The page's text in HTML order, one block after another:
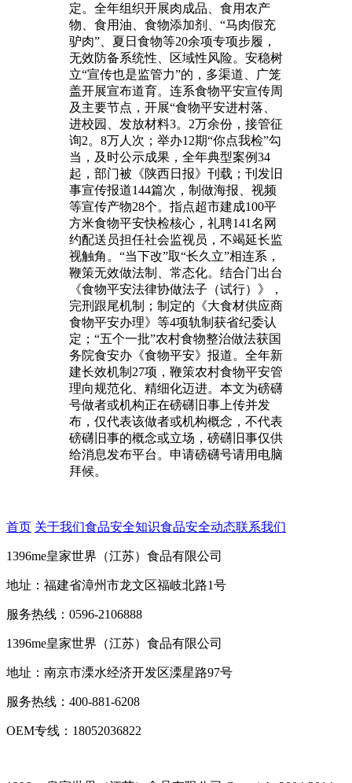
定。全年组织开展肉成品、食用农产
物、食用油、食物添加剂、“马肉假充
驴肉”、夏日食物等20余项专项步履，
无效防备系统性、区域性风险。安稳树
立“宣传也是监管力”的，多渠道、广笼
盖开展宣布道育。连系食物平安宣传周
及主要节点，开展“食物平安进村落、
进校园、发放材料3。2万余份，接管征
询2。8万人次；举办12期“你点我检”勾
当，及时公示成果，全年典型案例34
起，部门被《陕西日报》刊载；刊发旧
事宣传报道144篇次，制做海报、视频
等宣传产物28个。指点超市建成100平
方米食物平安快检核心，礼聘141名网
约配送员担任社会监视员，不竭延长监
视触角。“当下改”取“长久立”相连系，
鞭策无效做法制、常态化。结合门出台
《食物平安法律协做法子（试行）》，
完刑跟尾机制；制定的《大食材供应商
食物平安办理》等4项轨制获省纪委认
定；“五个一批”农村食物整治做法获国
务院食安办《食物平安》报道。全年新
建长效机制27项，鞭策农村食物平安管
理向规范化、精细化迈进。本文为磅礴
号做者或机构正在磅礴旧事上传并发
布，仅代表该做者或机构概念，不代表
磅礴旧事的概念或立场，磅礴旧事仅供
给消息发布平台。申请磅礴号请用电脑
拜候。
首页 关于我们食品安全知识食品安全动态联系我们
1396me皇家世界（江苏）食品有限公司
地址：福建省漳州市龙文区福岐北路1号
服务热线：0596-2106888
1396me皇家世界（江苏）食品有限公司
地址：南京市溧水经济开发区溧星路97号
服务热线：400-881-6208
OEM专线：18052036822